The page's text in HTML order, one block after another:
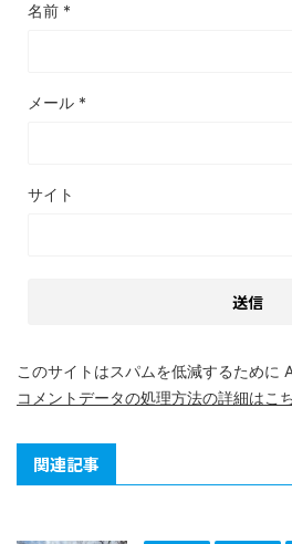
名前 *
メール *
サイト
このサイトはスパムを低減するために
コメントデータの処理方法の詳細はこ
関連記事